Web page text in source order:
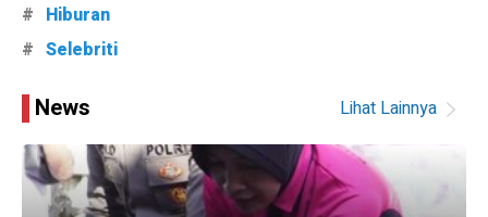
Hiburan
Selebriti
Lensa
Priangan
News Lihat Lainnya